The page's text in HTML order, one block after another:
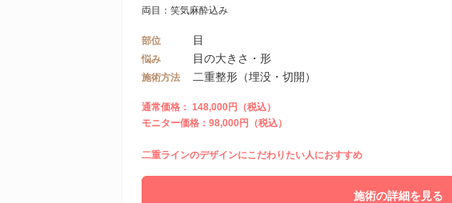
両目：笑気麻酔込み
部位 目
悩み 目の大きさ・形
施術方法 二重整形（埋没・切開）
通常価格： 148,000円（税込）
モニター価格：98,000円（税込）
二重ラインのデザインにこだわりたい人におすすめ
施術の詳細を見る